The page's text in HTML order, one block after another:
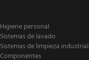
Higiene personal
Sistemas de lavado
Sistemas de limpieza industrial
Componentes